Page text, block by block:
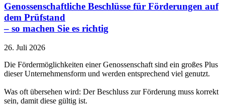
Genossenschaftliche Beschlüsse für Förderungen auf
dem Prüfstand
– so machen Sie es richtig
26. Juli 2026
Die Fördermöglichkeiten einer Genossenschaft sind ein großes Plus
dieser Unternehmensform und werden entsprechend viel genutzt.
Was oft übersehen wird: Der Beschluss zur Förderung muss korrekt
sein, damit diese gültig ist.